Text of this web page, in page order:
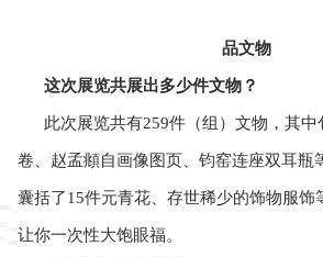
品文物
这次展览共展出多少件文物？
此次展览共有259件（组）文物，其
卷、赵孟頫自画像图页、钧窑连座双耳瓶
囊括了15件元青花、存世稀少的饰物服饰
让你一次性大饱眼福。